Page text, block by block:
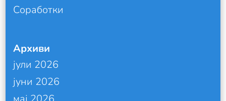
Соработки
Архиви
јули 2026
јуни 2026